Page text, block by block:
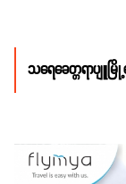
သရေခေတ္တရာပျူ